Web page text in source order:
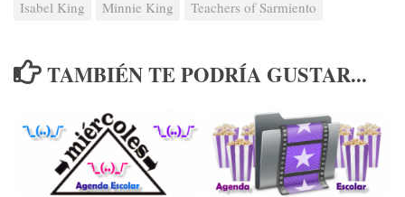
Isabel King
Minnie King Teachers of Sarmiento
TAMBIÉN TE PODRÍA GUSTAR...